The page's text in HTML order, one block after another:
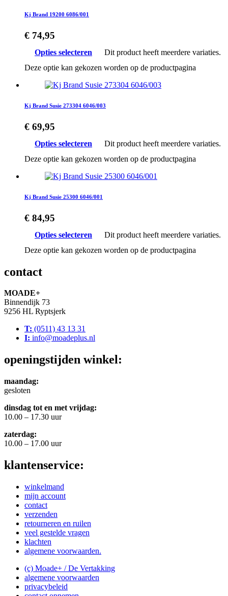
Kj Brand 19200 6086/001
€ 74,95
Opties selecteren
Dit product heeft meerdere variaties.
Deze optie kan gekozen worden op de productpagina
Kj Brand Susie 273304 6046/003
€ 69,95
Opties selecteren
Dit product heeft meerdere variaties.
Deze optie kan gekozen worden op de productpagina
Kj Brand Susie 25300 6046/001
€ 84,95
Opties selecteren
Dit product heeft meerdere variaties.
Deze optie kan gekozen worden op de productpagina
contact
MOADE+
Binnendijk 73
9256 HL Ryptsjerk
T: (0511) 43 13 31
I: info@moadeplus.nl
openingstijden winkel:
maandag:
gesloten
dinsdag tot en met vrijdag:
10.00 – 17.30 uur
zaterdag:
10.00 – 17.00 uur
klantenservice:
winkelmand
mijn account
contact
verzenden
retourneren en ruilen
veel gestelde vragen
klachten
algemene voorwaarden.
(c) Moade+ / De Vertakking
algemene voorwaarden
privacybeleid